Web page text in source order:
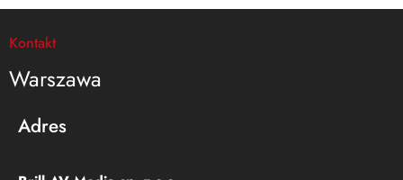
Kontakt
Warszawa